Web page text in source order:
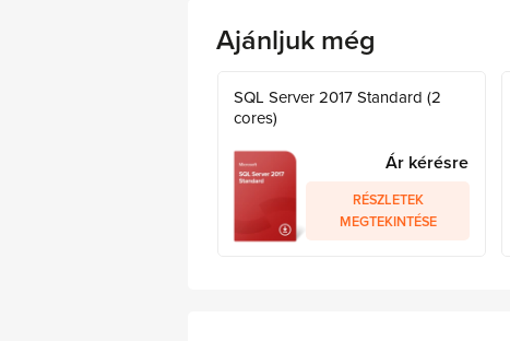
Ajánljuk még
SQL Server 2017 Standard (2
cores)
Ár kérésre
RÉSZLETEK
MEGTEKINTÉSE